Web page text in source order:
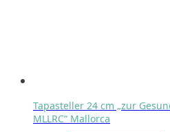
Tapasteller 24 cm „zur
MLLRC“ Mallorca